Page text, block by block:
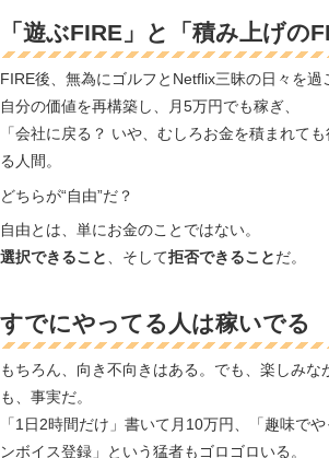
「遊ぶFIRE」と「積み上げの
FIRE後、無為にゴルフとNetflix三昧の日々を過
自分の価値を再構築し、月5万円でも稼ぎ、
「会社に戻る？ いや、むしろお金を積まれて
る人間。
どちらが“自由”だ？
自由とは、単にお金のことではない。
選択できること、そして拒否できることだ。
すでにやってる人は稼いでる
もちろん、向き不向きはある。でも、楽しみな
も、事実だ。
「1日2時間だけ」書いて月10万円、「趣味で
ンボイス登録」という猛者もゴロゴロいる。